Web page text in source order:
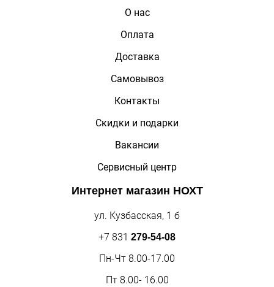
О нас
Оплата
Доставка
Самовывоз
Контакты
Скидки и подарки
Вакансии
Сервисный центр
Интернет магазин НОХТ
ул. Кузбасская, 1 б
+7 831 279-54-08
Пн-Чт 8.00-17.00
Пт 8.00- 16.00